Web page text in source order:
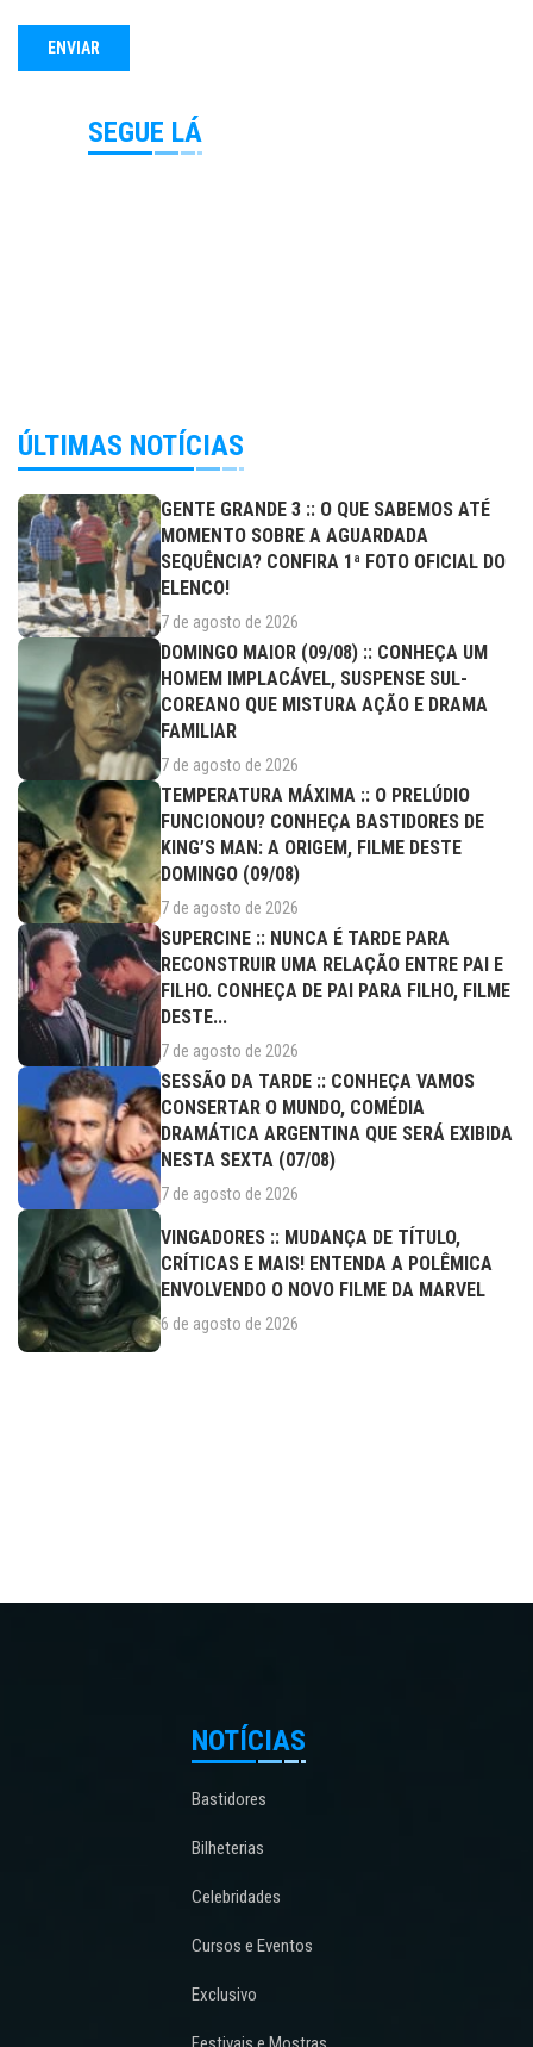
SEGUE LÁ
ÚLTIMAS NOTÍCIAS
GENTE GRANDE 3 :: O QUE SABEMOS ATÉ
MOMENTO SOBRE A AGUARDADA
SEQUÊNCIA? CONFIRA 1ª FOTO OFICIAL DO
ELENCO!
7 de agosto de 2026
DOMINGO MAIOR (09/08) :: CONHEÇA UM
HOMEM IMPLACÁVEL, SUSPENSE SUL-
COREANO QUE MISTURA AÇÃO E DRAMA
FAMILIAR
7 de agosto de 2026
TEMPERATURA MÁXIMA :: O PRELÚDIO
FUNCIONOU? CONHEÇA BASTIDORES DE
KING’S MAN: A ORIGEM, FILME DESTE
DOMINGO (09/08)
7 de agosto de 2026
SUPERCINE :: NUNCA É TARDE PARA
RECONSTRUIR UMA RELAÇÃO ENTRE PAI E
FILHO. CONHEÇA DE PAI PARA FILHO, FILME
DESTE...
7 de agosto de 2026
SESSÃO DA TARDE :: CONHEÇA VAMOS
CONSERTAR O MUNDO, COMÉDIA
DRAMÁTICA ARGENTINA QUE SERÁ EXIBIDA
NESTA SEXTA (07/08)
7 de agosto de 2026
VINGADORES :: MUDANÇA DE TÍTULO,
CRÍTICAS E MAIS! ENTENDA A POLÊMICA
ENVOLVENDO O NOVO FILME DA MARVEL
6 de agosto de 2026
NOTÍCIAS
Bastidores
Bilheterias
Celebridades
Cursos e Eventos
Exclusivo